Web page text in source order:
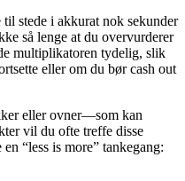
stede i akkurat nok sekunder
så lenge at du overvurderer
multiplikatoren tydelig, slik
eller om du bør cash out
eller ovner—som kan
vil du ofte treffe disse
“less is more” tankegang: